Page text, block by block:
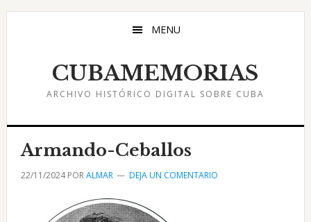
Saltar
Saltar
Saltar
MENU
CUBAMEMORIAS
ARCHIVO HISTÓRICO DIGITAL SOBRE CUBA
Armando-Ceballos
22/11/2024PORALMAR DEJA UN COMENTARIO